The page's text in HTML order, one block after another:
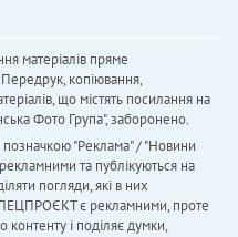
матеріалів пряме
копіювання,
що містять посилання на
Фото Група", заборонено.
позначкою "Реклама" / "Новини
та публікуються на
погляди, які в них
є рекламними, проте
контенту і поділяє думки,